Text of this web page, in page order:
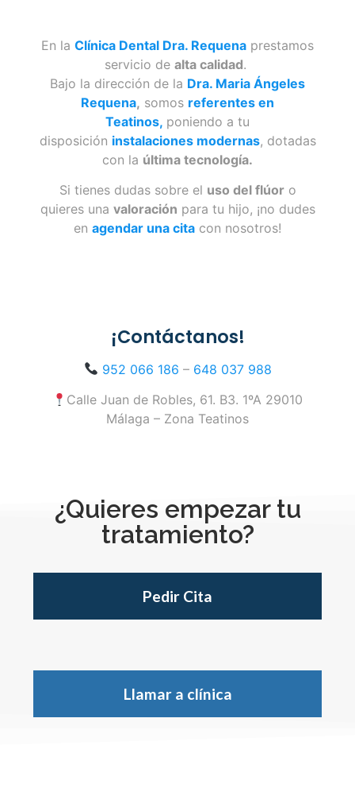
En la Clínica Dental Dra. Requena prestamos
servicio de alta calidad.
Bajo la dirección de la Dra. Maria Ángeles
Requena, somos referentes en
Teatinos, poniendo a tu
disposición instalaciones modernas, dotadas
con la última tecnología.
Si tienes dudas sobre el uso del flúoro
quieres una valoración para tu hijo, ¡no dudes
en agendar una cita con nosotros!
¡Contáctanos!
952 066 186 – 648 037 988
Calle Juan de Robles, 61. B3. 1ºA 29010
Málaga – Zona Teatinos
¿Quieres empezar tu
tratamiento?
Pedir Cita
Llamar a clínica